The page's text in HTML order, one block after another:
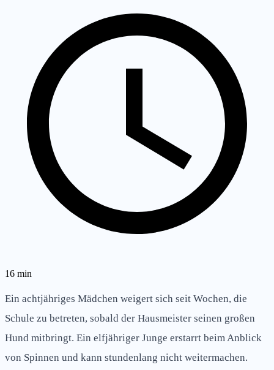
16 min
Ein achtjähriges Mädchen weigert sich seit Wochen, die
Schule zu betreten, sobald der Hausmeister seinen großen
Hund mitbringt. Ein elfjähriger Junge erstarrt beim Anblick
von Spinnen und kann stundenlang nicht weitermachen.